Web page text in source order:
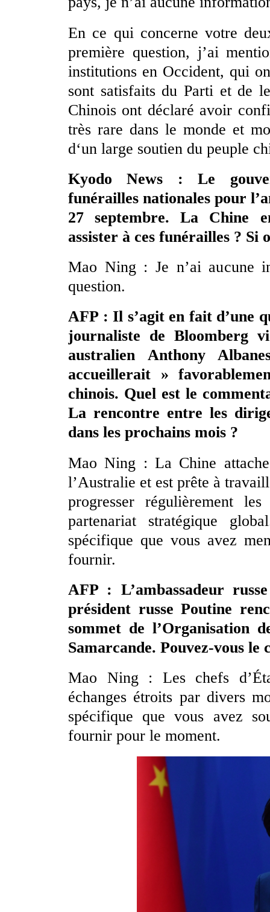
En ce qui concerne votre
première question, j’ai
institutions en Occident, qui
sont satisfaits du Parti et de
Chinois ont déclaré avoir
très rare dans le monde et
d‘un large soutien du peuple
Kyodo News : Le
funérailles nationales pour
27 septembre. La Chine
assister à ces funérailles ? Si
Mao Ning : Je n’ai aucune
question.
AFP : Il s’agit en fait d’une
journaliste de Bloomberg
australien Anthony
accueillerait »
chinois. Quel est le
La rencontre entre les
dans les prochains mois ?
Mao Ning : La Chine
l’Australie et est prête à
progresser régulièrement
partenariat stratégique
spécifique que vous avez
fournir.
AFP : L’ambassadeur
président russe Poutine
sommet de l’Organisation
Samarcande. Pouvez-vous
Mao Ning : Les chefs
échanges étroits par divers
spécifique que vous avez
fournir pour le moment.